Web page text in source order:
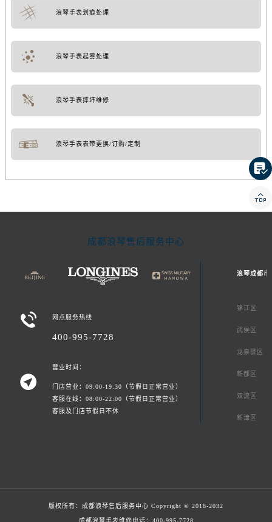
浪琴手表划痕处理
浪琴手表起雾处理
浪琴手表摔坏维修
浪琴手表表带更换/订购/定制
成都浪琴售后服务中心
 网点服务热线
400-995-7728

营业时间：
门店营业：09:00-19:30（节假日正常营业）
客服在线：08:00-22:00（节假日正常营业）
客服及门店节假日不休
浪琴成都市
锦江区
武侯区
龙泉驿区
新都区
双流区
新津区
版权所有： 成都浪琴售后服务中心 Copyright © 2018-2032
成都浪琴手表维修电话： 400-995-7728

